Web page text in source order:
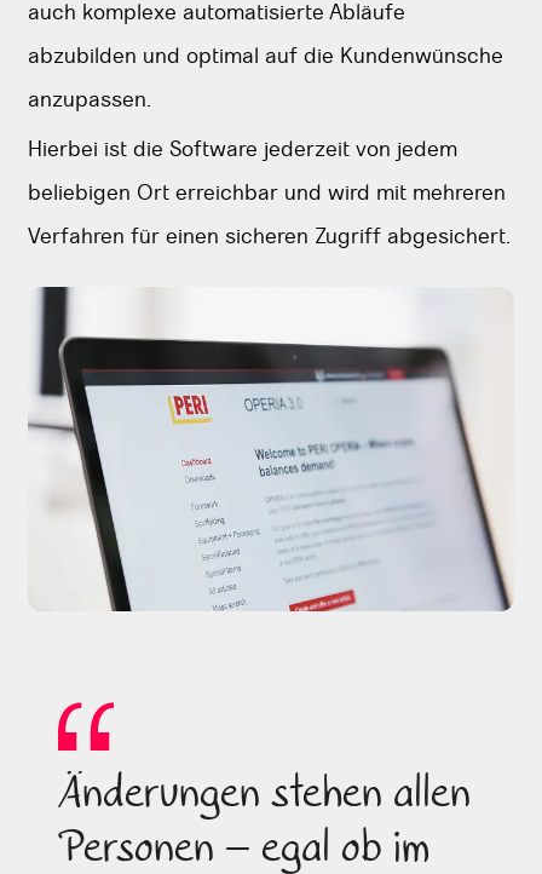
auch komplexe automatisierte Abläufe
abzubilden und optimal auf die Kundenwünsche
anzupassen.
Hierbei ist die Software jederzeit von jedem
beliebigen Ort erreichbar und wird mit mehreren
Verfahren für einen sicheren Zugriff abgesichert.
Änderungen stehen allen
Personen – egal ob im